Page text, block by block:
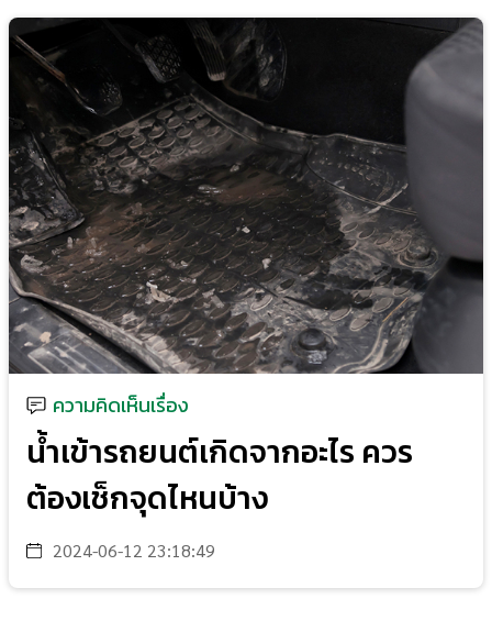
ความคิดเห็นเรื่อง
น้ำเข้ารถยนต์เกิดจากอะไร ควร
ต้องเช็กจุดไหนบ้าง
2024-06-12 23:18:49